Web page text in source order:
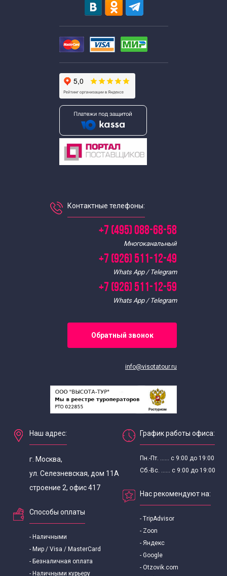
Тематические экскурсии для школьников
Экскурсии выходного дня для школьников
Выездные экскурсии для школьников
С мастер классом
Интересные
Экскурсии для школьников
В Подмосковье
Контактные телефоны:
+7 (495) 088-68-58
Многоканальный
+7 (926) 511-12-49
Whats App / Telegram
+7 (926) 511-12-59
Whats App / Telegram
Обратный звонок
info@visotatour.ru
Наш адрес:
г. Москва,
ул. Селезневская, дом 11А
строение 2, офис 417
Способы оплаты
- Наличными
- Мир / Visa / MasterCard
- Безналичная оплата
- Наличными курьеру
График работы офиса:
Пн.-Пт. ...... с 9:00 до 19:00
Сб.-Вс. ...... с 9:00 до 19:00
Нас рекомендуют на:
- TripAdvisor
- Zoon
- Яндекс
- Google
- Otzovik.com